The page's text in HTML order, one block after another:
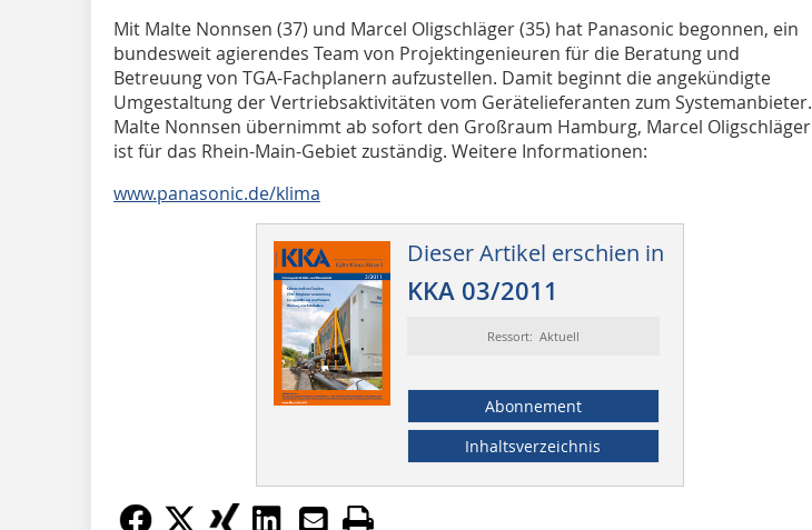
Mit Malte Nonnsen (37) und Marcel Oligschläger (35) hat Panasonic begonnen, ein
bundesweit agierendes Team von Projektingenieuren für die Beratung und
Betreuung von TGA-Fachplanern aufzustellen. Damit beginnt die angekündigte
Umgestaltung der Vertriebsaktivitäten vom Gerätelieferanten zum Systemanbieter.
Malte Nonnsen übernimmt ab sofort den Großraum Hamburg, Marcel Oligschläger
ist für das Rhein-Main-Gebiet zuständig. Weitere Informationen:
www.panasonic.de/klima
Dieser Artikel erschien in
KKA 03/2011
Ressort: Aktuell
Abonnement
Inhaltsverzeichnis